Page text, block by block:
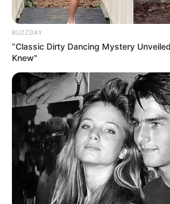
BUZZDAY
“Classic Dirty Dancing Mystery
Knew"